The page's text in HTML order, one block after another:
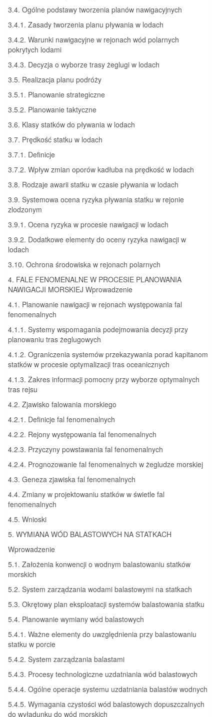
3.4. Ogólne podstawy tworzenia planów nawigacyjnych
3.4.1. Zasady tworzenia planu pływania w lodach
3.4.2. Warunki nawigacyjne w rejonach wód polarnych
pokrytych lodami
3.4.3. Decyzja o wyborze trasy żeglugi w lodach
3.5. Realizacja planu podróży
3.5.1. Planowanie strategiczne
3.5.2. Planowanie taktyczne
3.6. Klasy statków do pływania w lodach
3.7. Prędkość statku w lodach
3.7.1. Definicje
3.7.2. Wpływ zmian oporów kadłuba na prędkość w lodach
3.8. Rodzaje awarii statku w czasie pływania w lodach
3.9. Systemowa ocena ryzyka pływania statku w rejonie
zlodzonym
3.9.1. Ocena ryzyka w procesie nawigacji w lodach
3.9.2. Dodatkowe elementy do oceny ryzyka nawigacji w
lodach
3.10. Ochrona środowiska w rejonach polarnych
4. FALE FENOMENALNE W PROCESIE PLANOWANIA
NAWIGACJI MORSKIEJ Wprowadzenie
4.1. Planowanie nawigacji w rejonach występowania fal
fenomenalnych
4.1.1. Systemy wspomagania podejmowania decyzji przy
planowaniu tras żeglugowych
4.1.2. Ograniczenia systemów przekazywania porad kapitanom
statków w procesie optymalizacji tras oceanicznych
4.1.3. Zakres informacji pomocny przy wyborze optymalnych
tras rejsu
4.2. Zjawisko falowania morskiego
4.2.1. Definicje fal fenomenalnych
4.2.2. Rejony występowania fal fenomenalnych
4.2.3. Przyczyny powstawania fal fenomenalnych
4.2.4. Prognozowanie fal fenomenalnych w żegludze morskiej
4.3. Geneza zjawiska fal fenomenalnych
4.4. Zmiany w projektowaniu statków w świetle fal
fenomenalnych
4.5. Wnioski
5. WYMIANA WÓD BALASTOWYCH NA STATKACH
Wprowadzenie
5.1. Założenia konwencji o wodnym balastowaniu statków
morskich
5.2. System zarządzania wodami balastowymi na statkach
5.3. Okrętowy plan eksploatacji systemów balastowania statku
5.4. Planowanie wymiany wód balastowych
5.4.1. Ważne elementy do uwzględnienia przy balastowaniu
statku w porcie
5.4.2. System zarządzania balastami
5.4.3. Procesy technologiczne uzdatniania wód balastowych
5.4.4. Ogólne operacje systemu uzdatniania balastów wodnych
5.4.5. Wymagania czystości wód balastowych dopuszczalnych
do wyładunku do wód morskich